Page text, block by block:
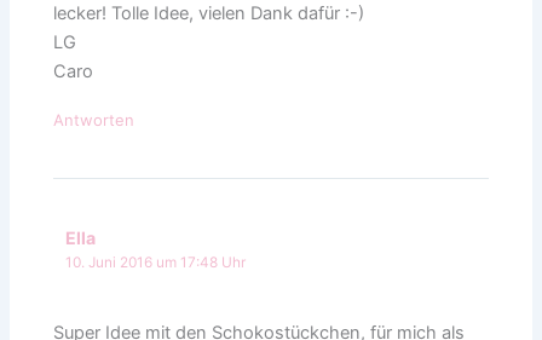
lecker! Tolle Idee, vielen Dank dafür :-)
LG
Caro
Antworten
Ella
10. Juni 2016 um 17:48 Uhr
Super Idee mit den Schokostückchen, für mich als